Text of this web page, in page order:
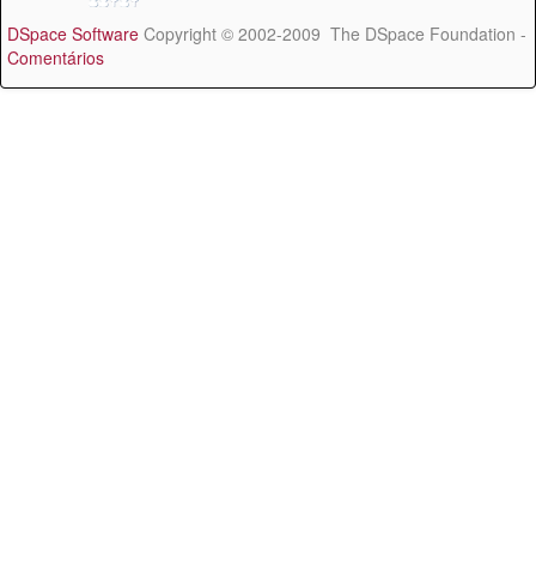
DSpace Software Copyright © 2002-2009 The DSpace Foundation -
Comentários